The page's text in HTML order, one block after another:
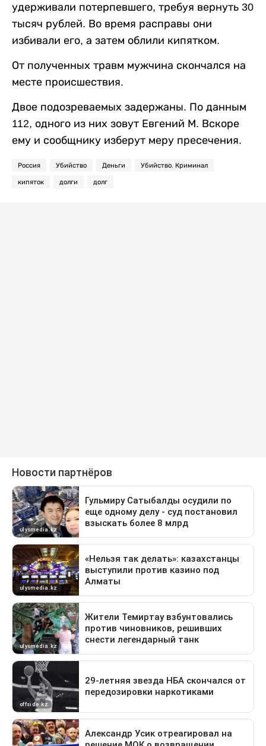
удерживали потерпевшего, требуя вернуть 30
тысяч рублей. Во время расправы они
избивали его, а затем облили кипятком.
От полученных травм мужчина скончался на
месте происшествия.
Двое подозреваемых задержаны. По данным
112, одного из них зовут Евгений М. Вскоре
ему и сообщнику изберут меру пресечения.
Россия Убийство Деньги Убийство. Криминал
кипяток долги долг